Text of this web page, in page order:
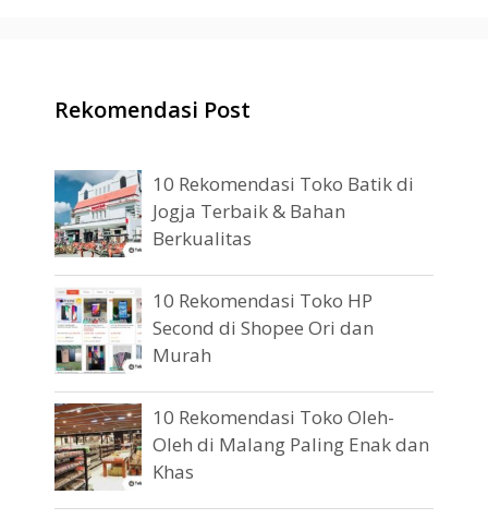
Rekomendasi Post
10 Rekomendasi Toko Batik di
Jogja Terbaik & Bahan
Berkualitas
10 Rekomendasi Toko HP
Second di Shopee Ori dan
Murah
10 Rekomendasi Toko Oleh-
Oleh di Malang Paling Enak dan
Khas